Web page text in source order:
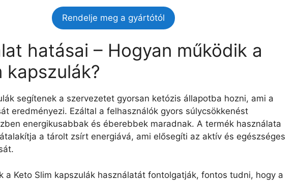
Rendelje meg a gyártótól
hatásai – Hogyan működik a
kapszulák?
segítenek a szervezetet gyorsan ketózis állapotba hozni, ami a
eredményezi. Ezáltal a felhasználók gyors súlycsökkenést
energikusabbak és éberebbek maradnak. A termék használata
a tárolt zsírt energiává, ami elősegíti az aktív és egészséges
a Keto Slim kapszulák használatát fontolgatják, fontos tudni, hogy a